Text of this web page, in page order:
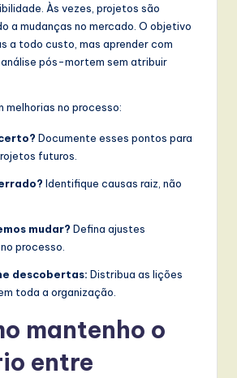
Às vezes, projetos são
a mudanças no mercado. O objetivo
a todo custo, mas aprender com
análise pós-mortem sem atribuir
no processo:
Documente esses pontos para
futuros.
Identifique causas raiz, não
mudar? Defina ajustes
processo.
descobertas: Distribua as lições
toda a organização.
mantenho o
entre